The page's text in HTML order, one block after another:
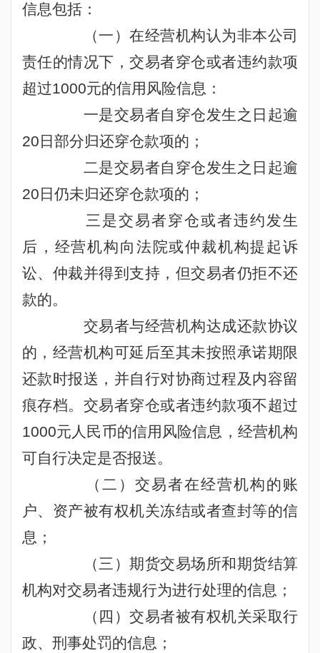
信息包括：
（一）在经营机构认为非本公司
责任的情况下，交易者穿仓或者违约款项
超过1000元的信用风险信息：
一是交易者自穿仓发生之日起逾
20 日部分归还穿仓款项的；
二是交易者自穿仓发生之日起逾
20 日仍未归还穿仓款项的；
三是交易者穿仓或者违约发生
后，经营机构向法院或仲裁机构提起诉
讼、仲裁并得到支持，但交易者仍拒不还
款的。
交易者与经营机构达成还款协议
的，经营机构可延后至其未按照承诺期限
还款时报送，并自行对协商过程及内容留
痕存档。交易者穿仓或者违约款项不超过
1000元人民币的信用风险信息，经营机构
可自行决定是否报送。
（二）交易者在经营机构的账
户、资产被有权机关冻结或者查封等的信
息；
（三）期货交易场所和期货结算
机构对交易者违规行为进行处理的信息；
（四）交易者被有权机关采取行
政、刑事处罚的信息；